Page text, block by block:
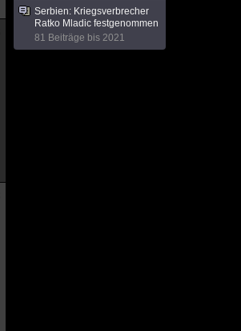
Serbien: Kriegsverbrecher
Ratko Mladic festgenommen
81 Beiträge bis 2021